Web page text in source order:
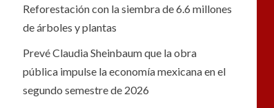
Reforestación con la siembra de 6.6 millones
de árboles y plantas
Prevé Claudia Sheinbaum que la obra
pública impulse la economía mexicana en el
segundo semestre de 2026